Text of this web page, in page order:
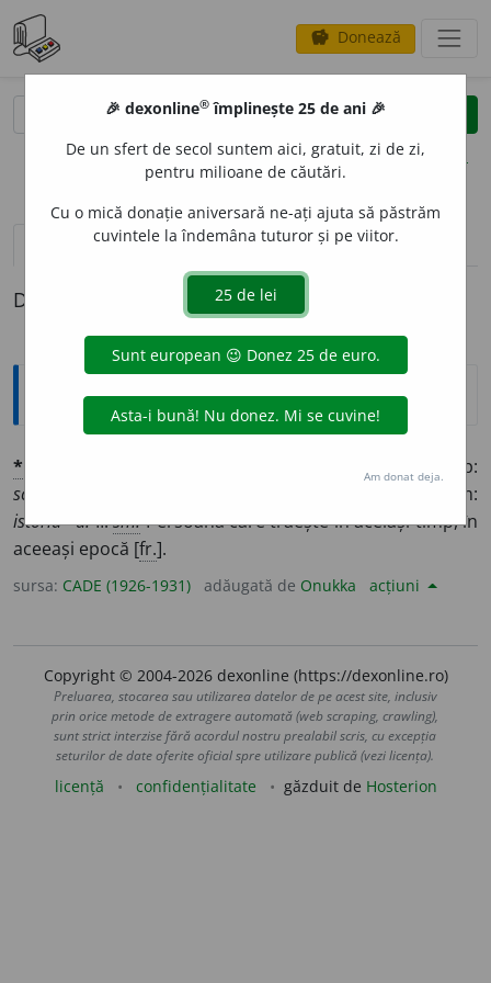
savings Donează
clear
opțiuni
definiții (1) pronunțievolume_up (50)
Definiția cu ID-ul 1363386:
Explicative DEX
*
1 Care e din același timp:
scriitor ~
2 Din zilele noastre, din timpurile de acum:
istoria ~ă.II.sm.Persoană care trăește în același timp, în
aceeași epocă [fr.].
sursa: CADE (1926-1931) adăugată de Onukka acțiuni
Copyright © 2004-2026 dexonline (https://dexonline.ro)
Preluarea, stocarea sau utilizarea datelor de pe acest site, inclusiv
prin orice metode de extragere automată (web scraping, crawling),
sunt strict interzise fără acordul nostru prealabil scris, cu excepția
seturilor de date oferite oficial spre utilizare publică (vezi licența).
licență confidențialitate găzduit de Hosterion
🎉 dexonline® împlinește 25 de ani 🎉
De un sfert de secol suntem aici, gratuit, zi de zi,
pentru milioane de căutări.
Cu o mică donație aniversară ne-ați ajuta să păstrăm
cuvintele la îndemâna tuturor și pe viitor.
Am donat deja.